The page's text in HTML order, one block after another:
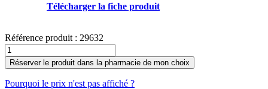
Télécharger la fiche produit
Référence produit : 29632
Réserver le produit dans la pharmacie de mon choix
Pourquoi le prix n'est pas affiché ?